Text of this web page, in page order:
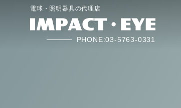
電球・照明器具の代理店
PHONE:03-5763-0331